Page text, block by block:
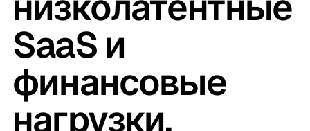
SaaS и
финансовые
нагрузки.